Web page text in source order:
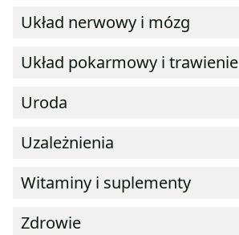
Układ nerwowy i mózg
Układ pokarmowy i trawienie
Uroda
Uzależnienia
Witaminy i suplementy
Zdrowie